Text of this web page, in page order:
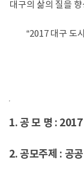
대구의 삶의 질을
“2017 대구 도
1. 공 모 명 :
2. 공모주제 : 공